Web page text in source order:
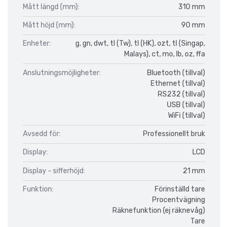
Mått längd (mm): 310 mm
Mått höjd (mm): 90 mm
Enheter:
g, gn, dwt, tl (Tw), tl (HK), ozt, tl (Singap,
Malays), ct, mo, lb, oz, ffa
Anslutningsmöjligheter:
Bluetooth (tillval)
Ethernet (tillval)
RS232 (tillval)
USB (tillval)
WiFi (tillval)
Avsedd för: Professionellt bruk
Display: LCD
Display - sifferhöjd: 21 mm
Funktion:
Förinställd tare
Procentvägning
Räknefunktion (ej räknevåg)
Tare